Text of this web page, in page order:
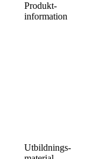
Produkt-
information
Utbildnings-